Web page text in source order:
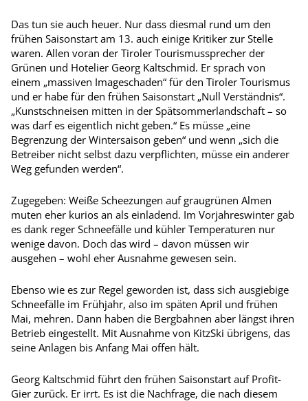
Das tun sie auch heuer. Nur dass diesmal rund um den
frühen Saisonstart am 13. auch einige Kritiker zur Stelle
waren. Allen voran der Tiroler Tourismussprecher der
Grünen und Hotelier Georg Kaltschmid. Er sprach von
einem „massiven Imageschaden“ für den Tiroler Tourismus
und er habe für den frühen Saisonstart „Null Verständnis“.
„Kunstschneisen mitten in der Spätsommerlandschaft – so
was darf es eigentlich nicht geben.“ Es müsse „eine
Begrenzung der Wintersaison geben“ und wenn „sich die
Betreiber nicht selbst dazu verpflichten, müsse ein anderer
Weg gefunden werden“.
Zugegeben: Weiße Scheezungen auf graugrünen Almen
muten eher kurios an als einladend. Im Vorjahreswinter gab
es dank reger Schneefälle und kühler Temperaturen nur
wenige davon. Doch das wird – davon müssen wir
ausgehen – wohl eher Ausnahme gewesen sein.
Ebenso wie es zur Regel geworden ist, dass sich ausgiebige
Schneefälle im Frühjahr, also im späten April und frühen
Mai, mehren. Dann haben die Bergbahnen aber längst ihren
Betrieb eingestellt. Mit Ausnahme von KitzSki übrigens, das
seine Anlagen bis Anfang Mai offen hält.
Georg Kaltschmid führt den frühen Saisonstart auf Profit-
Gier zurück. Er irrt. Es ist die Nachfrage, die nach diesem